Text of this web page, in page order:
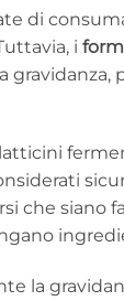
di
i
che siano
la